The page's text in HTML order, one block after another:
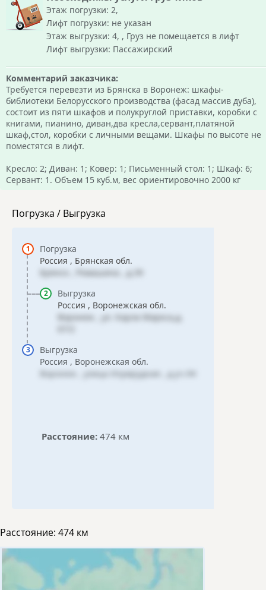
Этаж погрузки: 2,
Лифт погрузки: не указан
Этаж выгрузки: 4, , Груз не помещается в лифт
Лифт выгрузки: Пассажирский
Комментарий заказчика:
Требуется перевезти из Брянска в Воронеж: шкафы-
библиотеки Белорусского производства (фасад массив дуба),
состоит из пяти шкафов и полукруглой приставки, коробки с
книгами, пианино, диван,два кресла,сервант,платяной
шкаф,стол, коробки с личными вещами. Шкафы по высоте не
поместятся в лифт.
Кресло: 2; Диван: 1; Ковер: 1; Письменный стол: 1; Шкаф: 6;
Сервант: 1. Объем 15 куб.м, вес ориентировочно 2000 кг
Погрузка / Выгрузка
Погрузка
Россия , Брянская обл.
Брянск , Ромашина , д.39
Выгрузка
Россия , Воронежская обл.
Воронеж , ул. Карла Маркса,д.
Выгрузка
Россия , Воронежская обл.
Воронеж , улица Изумрудная , д.уч.94
Расстояние: 474 км
Расстояние: 474 км